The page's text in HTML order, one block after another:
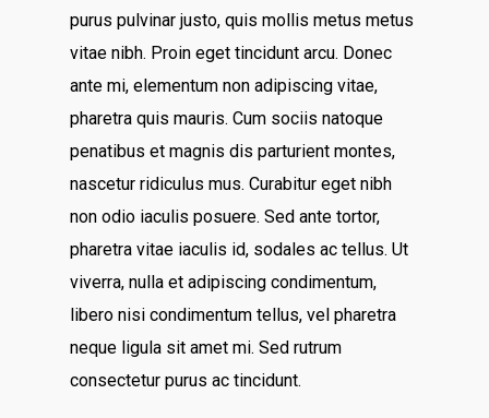
purus pulvinar justo, quis mollis metus metus
vitae nibh. Proin eget tincidunt arcu. Donec
ante mi, elementum non adipiscing vitae,
pharetra quis mauris. Cum sociis natoque
penatibus et magnis dis parturient montes,
nascetur ridiculus mus. Curabitur eget nibh
non odio iaculis posuere. Sed ante tortor,
pharetra vitae iaculis id, sodales ac tellus. Ut
viverra, nulla et adipiscing condimentum,
libero nisi condimentum tellus, vel pharetra
neque ligula sit amet mi. Sed rutrum
consectetur purus ac tincidunt.